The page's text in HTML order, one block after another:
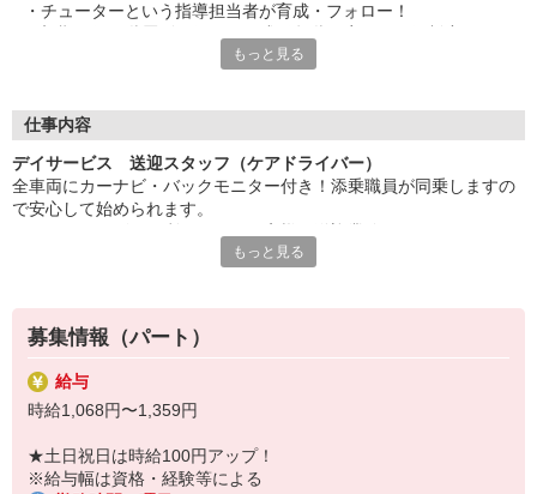
・チューターという指導担当者が育成・フォロー！
・キャリアアップ支援制度を活用して働きながら資格取得が可能
・ツクイ独自の福祉厚生制度でプライベートも充実
・子育て支援の福利厚生制度あり！子育てと仕事の両立を応援◎
・スタッフ何でも相談窓口やライフキャリア相談など、各相談窓
口あり
◇頑張った分、スタッフに還元！
・パートは特別手当の支給あり
もっと見る
仕事内容
デイサービス 送迎スタッフ（ケアドライバー）
全車両にカーナビ・バックモニター付き！添乗職員が同乗しますの
で安心して始められます。
※専用車両（キャラバン・ハイエース）の運転、各種点検
★＼サービス・職種の魅力／
送迎業務を通して、お客様から感謝の言葉を直接いただけたり、信
頼関係を築いていくことができ、異なる職種がチームでお客様を支
え、支援していくことに大きなやりがいがあります。日勤の勤務で
もっと見る
募集情報（パート）
給与
時給1,068円〜1,359円
★土日祝日は時給100円アップ！
※給与幅は資格・経験等による